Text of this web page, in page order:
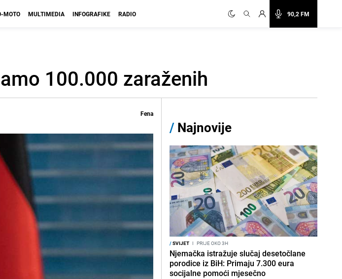
90,2 FM
MOTO MULTIMEDIA INFOGRAFIKE RADIO
100.000 zaraženih
Fena
/ Najnovije
/SVIJET I PRIJE OKO 3H
Njemačka istražuje slučaj desetočlane
porodice iz BiH: Primaju 7.300 eura
socijalne pomoći mjesečno